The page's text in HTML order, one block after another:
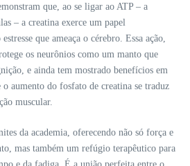
que, ao se ligar ao ATP – a
– a creatina exerce um papel
que ameaça o cérebro. Essa ação,
os neurônios como um manto que
e ainda tem mostrado benefícios em
aumento do fosfato de creatina se traduz
muscular.
da academia, oferecendo não só força e
mas também um refúgio terapêutico para